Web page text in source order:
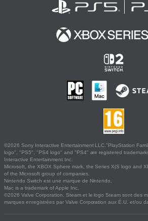
©2026 Sony Interactive Entertainment LLC."PlayStation
logo", "PS5", "PS4 logo" and "PS4" are registered
Interactive Entertainment Inc.
Microsoft, the XBOX Sphere mark, the Series X|S logo and
of the Microsoft group of companies.
Nintendo Switch est une marque de Nintendo.
Mac is a trademark of Apple Inc.
©2026 Valve Corporation. Steam et le logo Steam sont des
marques enregistrées par Valve Corporation aux É.U. et/ou